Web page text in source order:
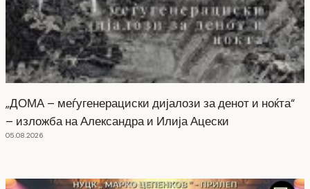
„ДОМА – меѓугенерациски дијалози за денот и ноќта“
– изложба на Александра и Илија Ацески
05.08.2026